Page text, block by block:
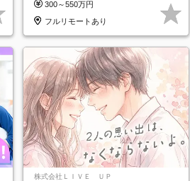
300～550万円
フルリモートあり
株式会社ＬＩＶＥ ＵＰ